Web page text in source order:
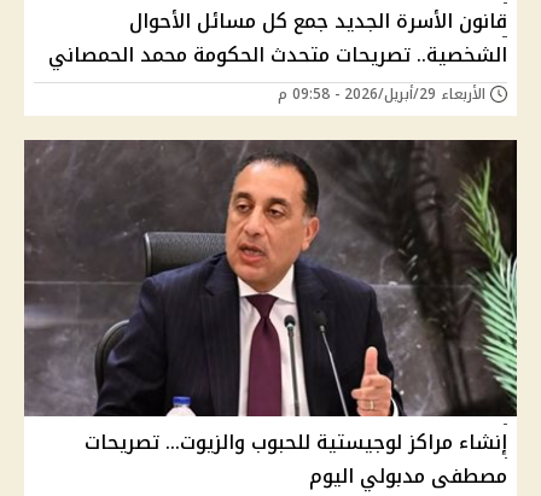
قانون الأسرة الجديد جمع كل مسائل الأحوال
الشخصية.. تصريحات متحدث الحكومة محمد الحمصاني
الأربعاء 29/أبريل/2026 - 09:58 م
إنشاء مراكز لوجيستية للحبوب والزيوت… تصريحات
مصطفى مدبولي اليوم